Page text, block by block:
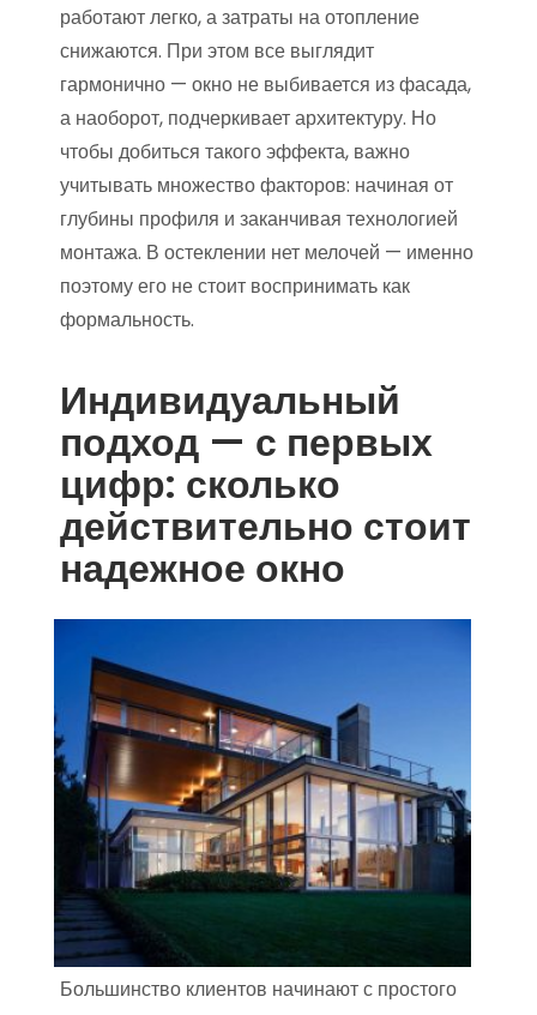
работают легко, а затраты на отопление
снижаются. При этом все выглядит
гармонично — окно не выбивается из фасада,
а наоборот, подчеркивает архитектуру. Но
чтобы добиться такого эффекта, важно
учитывать множество факторов: начиная от
глубины профиля и заканчивая технологией
монтажа. В остеклении нет мелочей — именно
поэтому его не стоит воспринимать как
формальность.
Индивидуальный
подход — с первых
цифр: сколько
действительно стоит
надежное окно
Большинство клиентов начинают с простого